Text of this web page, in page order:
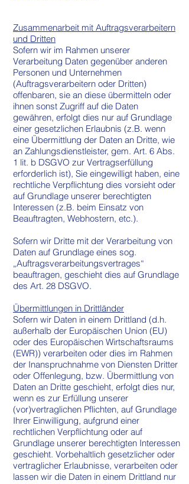
Zusammenarbeit mit Auftragsverarbeitern
und Dritten
Sofern wir im Rahmen unserer
Verarbeitung Daten gegenüber anderen
Personen und Unternehmen
(Auftragsverarbeitern oder Dritten)
offenbaren, sie an diese übermitteln oder
ihnen sonst Zugriff auf die Daten
gewähren, erfolgt dies nur auf Grundlage
einer gesetzlichen Erlaubnis (z.B. wenn
eine Übermittlung der Daten an Dritte, wie
an Zahlungsdienstleister, gem. Art. 6 Abs.
1 lit. b DSGVO zur Vertragserfüllung
erforderlich ist), Sie eingewilligt haben, eine
rechtliche Verpflichtung dies vorsieht oder
auf Grundlage unserer berechtigten
Interessen (z.B. beim Einsatz von
Beauftragten, Webhostern, etc.).
Sofern wir Dritte mit der Verarbeitung von
Daten auf Grundlage eines sog.
„Auftragsverarbeitungsvertrages“
beauftragen, geschieht dies auf Grundlage
des Art. 28 DSGVO.
Übermittlungen in Drittländer
Sofern wir Daten in einem Drittland (d.h.
außerhalb der Europäischen Union (EU)
oder des Europäischen Wirtschaftsraums
(EWR)) verarbeiten oder dies im Rahmen
der Inanspruchnahme von Diensten Dritter
oder Offenlegung, bzw. Übermittlung von
Daten an Dritte geschieht, erfolgt dies nur,
wenn es zur Erfüllung unserer
(vor)vertraglichen Pflichten, auf Grundlage
Ihrer Einwilligung, aufgrund einer
rechtlichen Verpflichtung oder auf
Grundlage unserer berechtigten Interessen
geschieht. Vorbehaltlich gesetzlicher oder
vertraglicher Erlaubnisse, verarbeiten oder
lassen wir die Daten in einem Drittland nur